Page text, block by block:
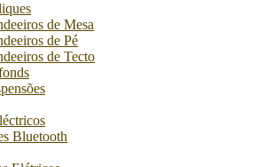
de Mesa
de Pé
de Tecto
Bluetooth